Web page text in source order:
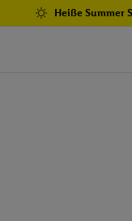
Heiße Summer